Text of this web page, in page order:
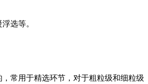
选等。
常用于精选环节，对于粗粒级和细粒级